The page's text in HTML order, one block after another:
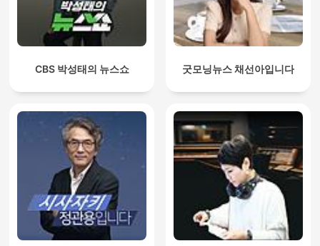
CBS 박성태의 뉴스쇼 굿모닝뉴스 채선아입니다